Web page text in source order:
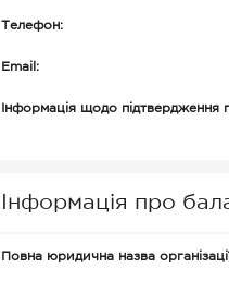
Телефон:
Email:
Інформація щодо підтвердження
Інформація про
Повна юридична назва